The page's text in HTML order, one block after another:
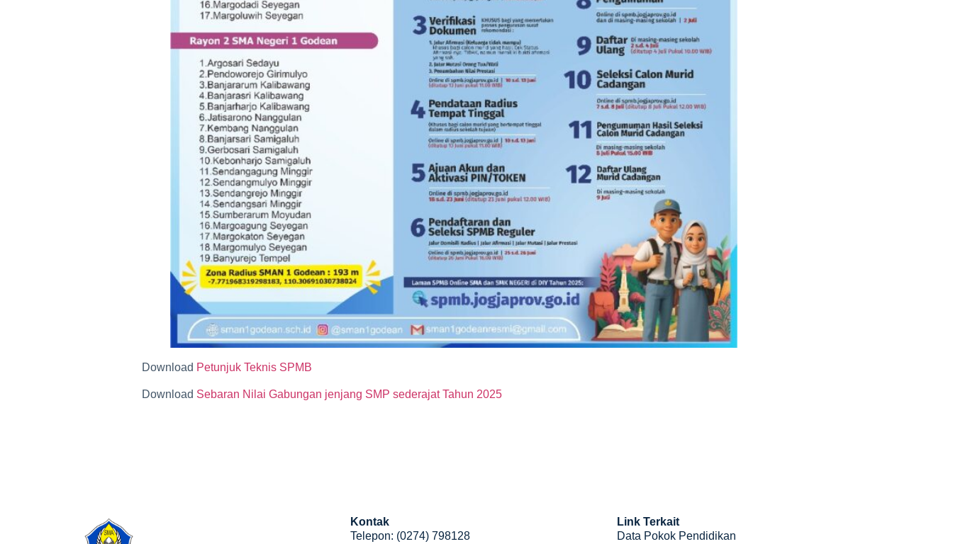
Download Petunjuk Teknis SPMB
Download Sebaran Nilai Gabungan jenjang SMP sederajat Tahun 2025
Kontak
Telepon: (0274) 798128
Link Terkait
Data Pokok Pendidikan